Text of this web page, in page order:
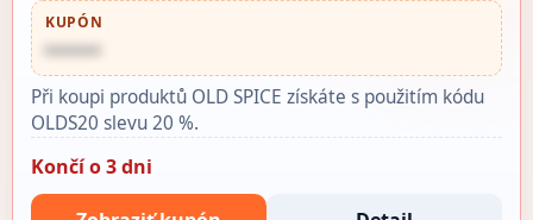
KUPÓN
••••••
Při koupi produktů OLD SPICE získáte s použitím kódu
OLDS20 slevu 20 %.
Končí o 3 dni